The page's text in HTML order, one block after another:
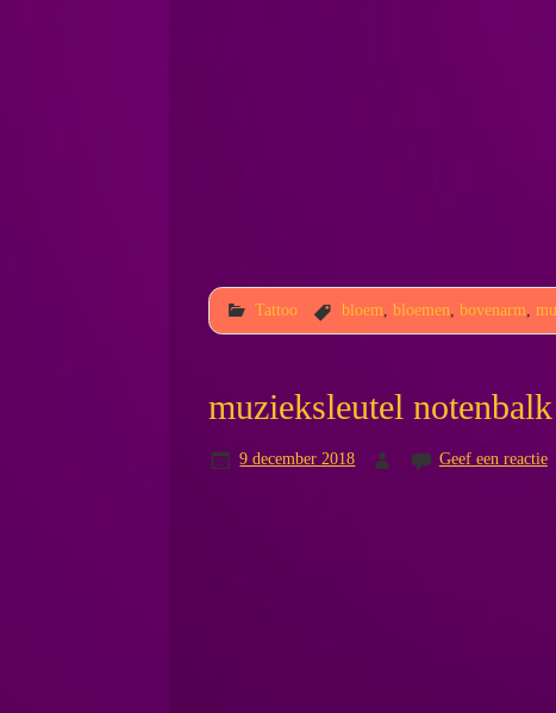
Tattoo bloem ,bloemen ,bovenarm
muzieksleutel
9 december 2018 Geef een reactie